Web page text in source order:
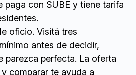
paga con SUBE y tiene tarifa
oficio. Visitá tres
antes de decidir,
parezca perfecta. La oferta
comparar te ayuda a